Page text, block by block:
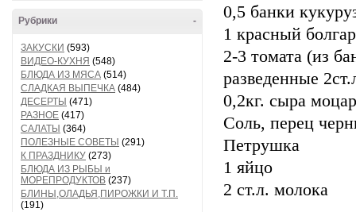
-
Рубрики
ЗАКУСКИ (593)
ВИДЕО-КУХНЯ (548)
БЛЮДА ИЗ МЯСА (514)
СЛАДКАЯ ВЫПЕЧКА (484)
ДЕСЕРТЫ (471)
РАЗНОЕ (417)
САЛАТЫ (364)
ПОЛЕЗНЫЕ СОВЕТЫ (291)
К ПРАЗДНИКУ (273)
БЛЮДА ИЗ РЫБЫ и
МОРЕПРОДУКТОВ (237)
БЛИНЫ,ОЛАДЬЯ,ПИРОЖКИ И Т.П.
(191)
0,5 банки
1 красный
2-3 томата (из
разведенные
0,2кг. сыра
Соль, перец
Петрушка
1 яйцо
2 ст.л. молока